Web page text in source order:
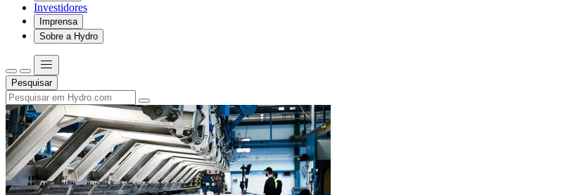
Investidores
Imprensa
Sobre a Hydro
Pesquisar